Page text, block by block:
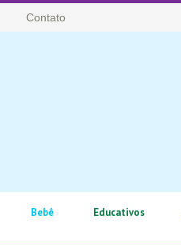
Contato
Bebê Educativos